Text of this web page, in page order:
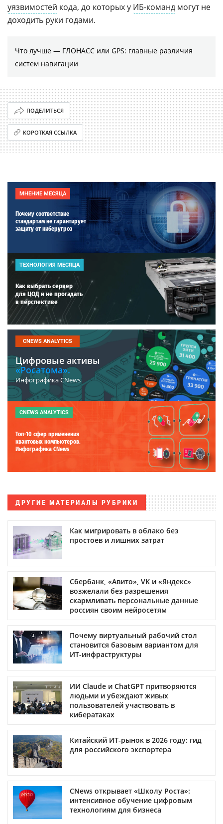
уязвимостей кода, до которых у ИБ-команд могут не
доходить руки годами.
Что лучше — ГЛОНАСС или GPS: главные различия
систем навигации
ПОДЕЛИТЬСЯ
КОРОТКАЯ ССЫЛКА
МНЕНИЕ МЕСЯЦА
Почему соответствие
стандартам не гарантирует
защиту от киберугроз
ТЕХНОЛОГИЯ МЕСЯЦА
Как выбрать сервер
для ЦОД и не прогадать
в перспективе
CNEWS ANALYTICS
Цифровые активы
«Росатома».
Инфографика CNews
CNEWS ANALYTICS
Топ-10 сфер применения
квантовых компьютеров.
Инфографика CNews
ДРУГИЕ МАТЕРИАЛЫ РУБРИКИ
Как мигрировать в облако без
простоев и лишних затрат
Сбербанк, «Авито», VK и «Яндекс»
возжелали без разрешения
скармливать персональные данные
россиян своим нейросетям
Почему виртуальный рабочий стол
становится базовым вариантом для
ИТ-инфраструктуры
ИИ Claude и ChatGPT притворяются
людьми и убеждают живых
пользователей участвовать в
кибератаках
Китайский ИТ-рынок в 2026 году: гид
для российского экспортера
CNews открывает «Школу Роста»:
интенсивное обучение цифровым
технологиям для бизнеса